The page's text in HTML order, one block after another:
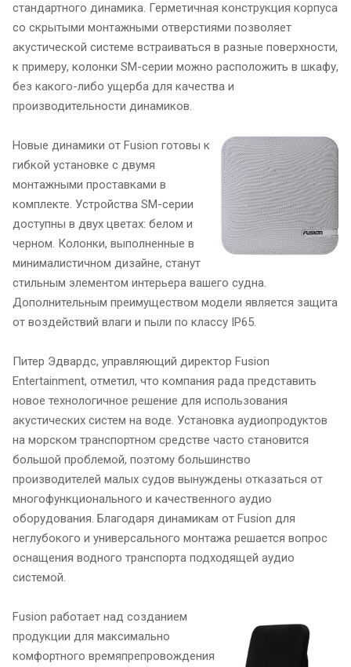
стандартного динамика. Герметичная конструкция корпуса
со скрытыми монтажными отверстиями позволяет
акустической системе встраиваться в разные поверхности,
к примеру, колонки SM-серии можно расположить в шкафу,
без какого-либо ущерба для качества и
производительности динамиков.
Новые динамики от Fusion готовы к
гибкой установке с двумя
монтажными проставками в
комплекте. Устройства SM-серии
доступны в двух цветах: белом и
черном. Колонки, выполненные в
минималистичном дизайне, станут
стильным элементом интерьера вашего судна.
Дополнительным преимуществом модели является защита
от воздействий влаги и пыли по классу IP65.
Питер Эдвардс, управляющий директор Fusion
Entertainment, отметил, что компания рада представить
новое технологичное решение для использования
акустических систем на воде. Установка аудиопродуктов
на морском транспортном средстве часто становится
большой проблемой, поэтому большинство
производителей малых судов вынуждены отказаться от
многофункционального и качественного аудио
оборудования. Благодаря динамикам от Fusion для
неглубокого и универсального монтажа решается вопрос
оснащения водного транспорта подходящей аудио
системой.
Fusion работает над созданием
продукции для максимально
комфортного времяпрепровождения